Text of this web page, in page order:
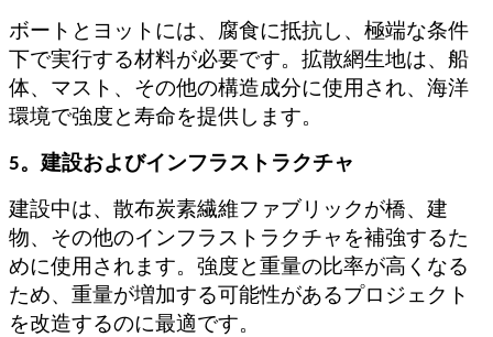
ボートとヨットには、腐食に抵抗し、極端な条件
下で実行する材料が必要です。拡散網生地は、船
体、マスト、その他の構造成分に使用され、海洋
環境で強度と寿命を提供します。
5。建設およびインフラストラクチャ
建設中は、散布炭素繊維ファブリックが橋、建
物、その他のインフラストラクチャを補強するた
めに使用されます。強度と重量の比率が高くなる
ため、重量が増加する可能性があるプロジェクト
を改造するのに最適です。